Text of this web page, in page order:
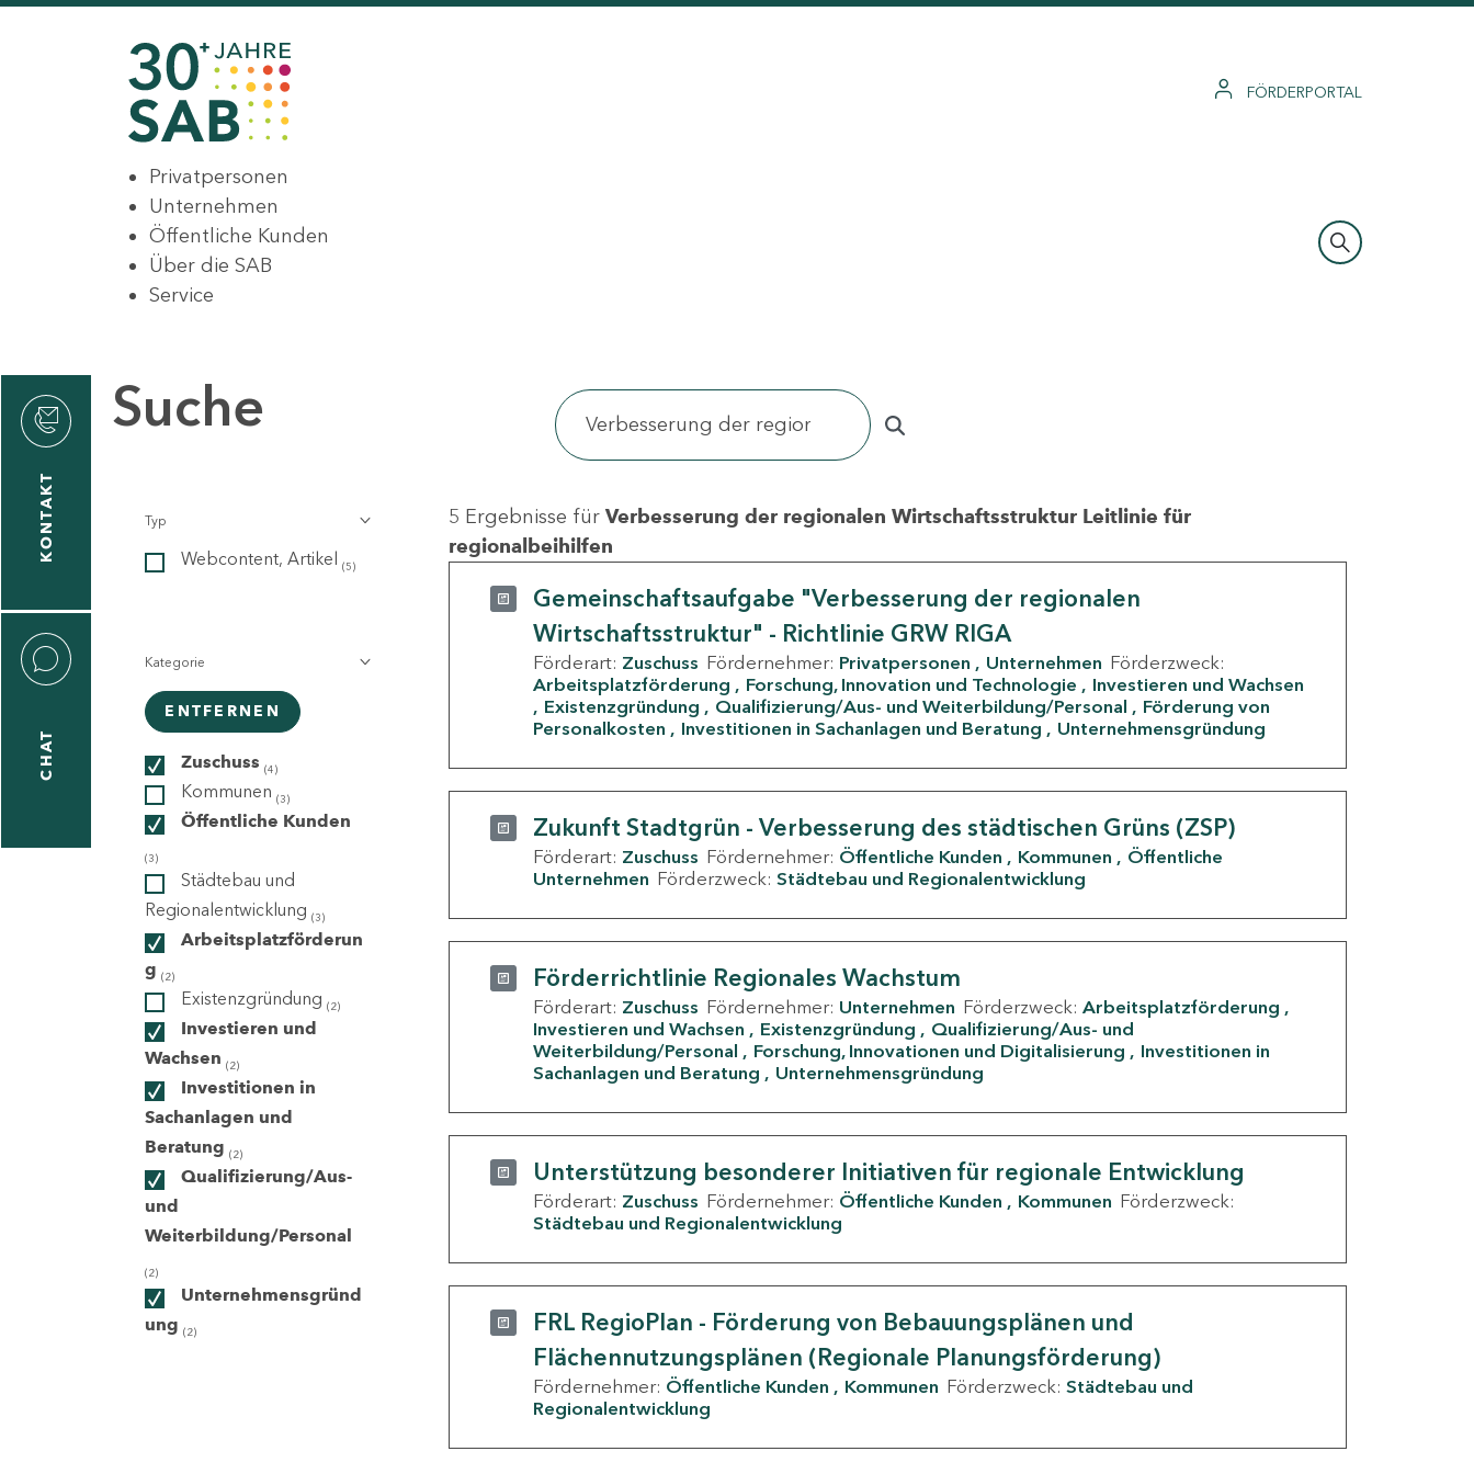
FÖRDERPORTAL
Privatpersonen
Unternehmen
Öffentliche Kunden
Über die SAB
Service
KONTAKT
CHAT
Suche
Typ
Webcontent, Artikel (5)
Kategorie
ENTFERNEN
Zuschuss (4)
Kommunen (3)
Öffentliche Kunden
(3)
Städtebau und
Regionalentwicklung (3)
Arbeitsplatzförderun
g (2)
Existenzgründung (2)
Investieren und
Wachsen (2)
Investitionen in
Sachanlagen und
Beratung (2)
Qualifizierung/Aus-
und
Weiterbildung/Personal
(2)
Unternehmensgründ
ung (2)
5 Ergebnisse für Verbesserung der regionalen Wirtschaftsstruktur Leitlinie für
regionalbeihilfen
Gemeinschaftsaufgabe "Verbesserung der regionalen
Wirtschaftsstruktur" - Richtlinie GRW RIGA
Förderart: Zuschuss Fördernehmer: Privatpersonen Unternehmen Förderzweck:
Arbeitsplatzförderung
Forschung, Innovation und Technologie
Investieren und Wachsen
Existenzgründung
Qualifizierung/Aus- und Weiterbildung/Personal
Förderung von
Personalkosten
Investitionen in Sachanlagen und Beratung Unternehmensgründung
Zukunft Stadtgrün - Verbesserung des städtischen Grüns (ZSP)
Förderart: Zuschuss Fördernehmer: Öffentliche Kunden Kommunen
Öffentliche
Unternehmen Förderzweck: Städtebau und Regionalentwicklung
Förderrichtlinie Regionales Wachstum
Förderart: Zuschuss Fördernehmer: Unternehmen Förderzweck: Arbeitsplatzförderung
Investieren und Wachsen
Existenzgründung
Qualifizierung/Aus- und
Weiterbildung/Personal
Forschung, Innovationen und Digitalisierung
Investitionen in
Sachanlagen und Beratung
Unternehmensgründung
Unterstützung besonderer Initiativen für regionale Entwicklung
Förderart: Zuschuss Fördernehmer: Öffentliche Kunden Kommunen Förderzweck:
Städtebau und Regionalentwicklung
FRL RegioPlan - Förderung von Bebauungsplänen und
Flächennutzungsplänen (Regionale Planungsförderung)
Fördernehmer: Öffentliche Kunden Kommunen Förderzweck: Städtebau und
Regionalentwicklung